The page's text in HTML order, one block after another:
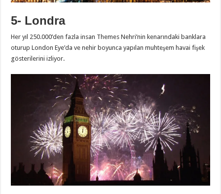
5- Londra
Her yıl 250.000’den fazla insan Themes Nehri’nin kenarındaki banklara
oturup London Eye’da ve nehir boyunca yapılan muhteşem havai fişek
gösterilerini izliyor.